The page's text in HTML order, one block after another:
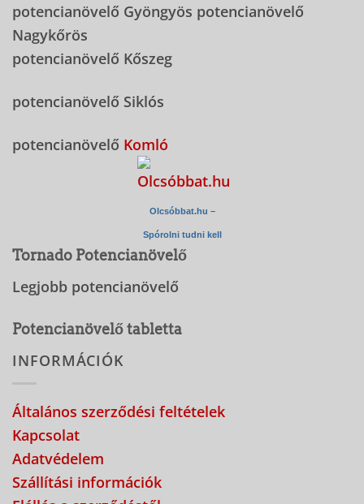
potencianövelő Gyöngyös potencianövelő
Nagykőrös
potencianövelő Kőszeg
potencianövelő Siklós
potencianövelő Komló
Olcsóbbat.hu –
Spórolni tudni kell
Tornado Potencianövelő
Legjobb potencianövelő
Potencianövelő tabletta
INFORMÁCIÓK
Általános szerződési feltételek
Kapcsolat
Adatvédelem
Szállítási információk